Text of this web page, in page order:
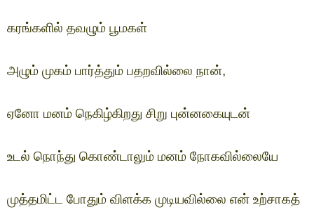
கரங்களில் தவழும் பூமகள்
அழும் முகம் பார்த்தும் பதறவில்லை நான்,
ஏனோ மனம் நெகிழ்கிறது சிறு புன்னகையுடன்
உடல் நொந்து கொண்டாலும் மனம் நோகவில்லையே
முத்தமிட்ட போதும் விளக்க முடியவில்லை என் உற்சாகத்